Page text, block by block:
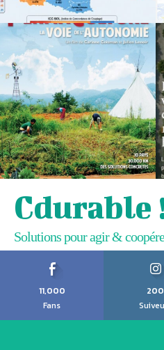
Cdurable
Solutions pour agir &
11,000
Fans
200